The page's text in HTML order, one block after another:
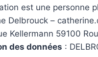
est une personne
Delbrouck –
Kellermann 59100
des données :